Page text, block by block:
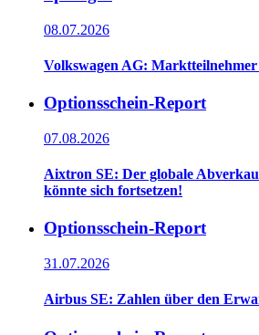
08.07.2026
Volkswagen AG:
Optionsschein-Report
07.08.2026
Aixtron SE: Der globale
könnte sich fortsetzen!
Optionsschein-Report
31.07.2026
Airbus SE: Zahlen über den